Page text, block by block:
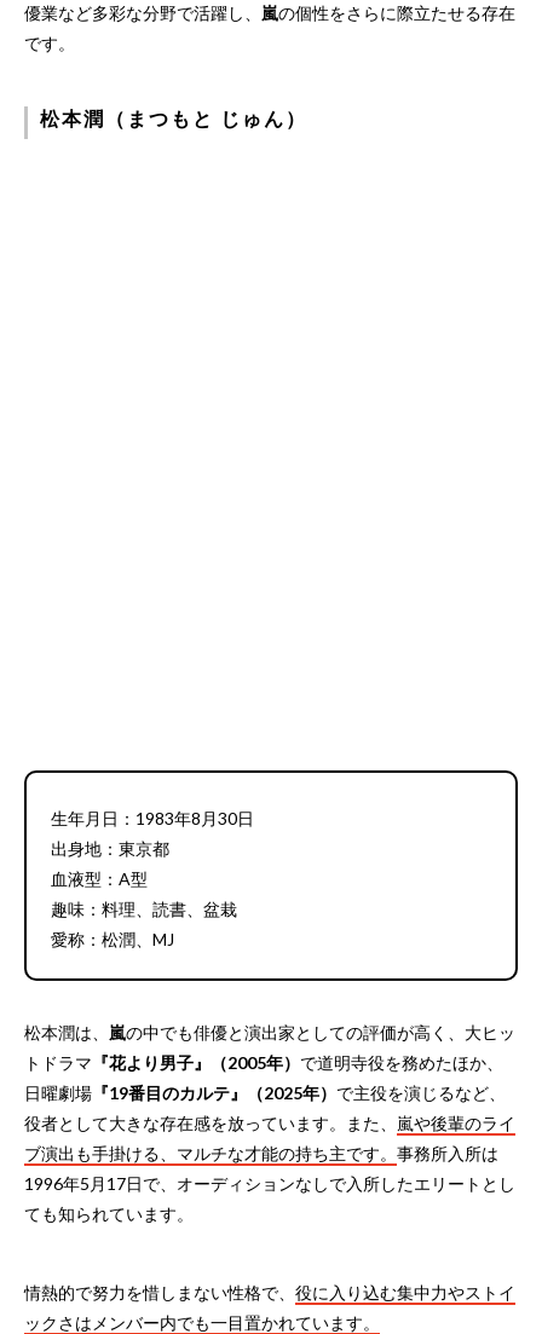
優業など多彩な分野で活躍し、 嵐の個性をさらに際立たせる存在
です。
松本潤（まつもと じゅん）
生年月日：1983年8月30日
出身地：東京都
血液型：A型
趣味：料理、読書、盆栽
愛称：松潤、MJ
松本潤は、 嵐の中でも俳優と演出家としての評価が高く、大ヒッ
トドラマ 『花より男子』（2005年） で道明寺役を務めたほか、
日曜劇場 『19番目のカルテ』（2025年） で主役を演じるなど、
役者として大きな存在感を放っています。また、 嵐や後輩のライ
ブ演出も手掛ける、マルチな才能の持ち主です。 事務所入所は
1996年5月17日で、オーディションなしで入所したエリートとし
ても知られています。
情熱的で努力を惜しまない性格で、 役に入り込む集中力やストイ
ックさはメンバー内でも一目置かれています。